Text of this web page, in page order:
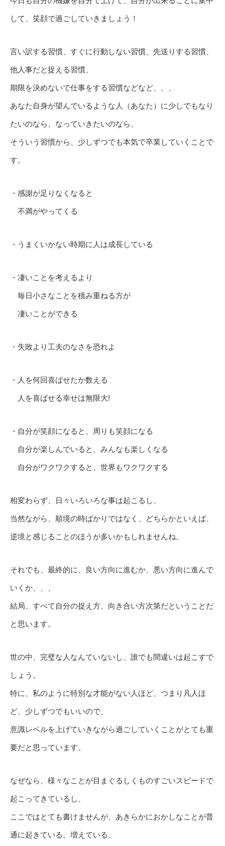
して、笑顔で過ごしていきましょう！
言い訳する習慣、すぐに行動しない習慣、先送りする習慣、
他人事だと捉える習慣、
期限を決めないで仕事をする習慣などなど、、、
あなた自身が望んでいるような人（あなた）に少しでもなり
たいのなら、なっていきたいのなら、
そういう習慣から、少しずつでも本気で卒業していくことで
す。
・感謝が足りなくなると
不満がやってくる
・うまくいかない時期に人は成長している
・凄いことを考えるより
毎日小さなことを積み重ねる方が
凄いことができる
・失敗より工夫のなさを恐れよ
・人を何回喜ばせたか数える
人を喜ばせる幸せは無限大!
・自分が笑顔になると、周りも笑顔になる
自分が楽しんでいると、みんなも楽しくなる
自分がワクワクすると、世界もワクワクする
相変わらず、日々いろいろな事は起こるし、
当然ながら、順境の時ばかりではなく、どちらかといえば、
逆境と感じることのほうが多いかもしれませんね。
それでも、最終的に、良い方向に進むか、悪い方向に進んで
いくか、、、
結局、すべて自分の捉え方、向き合い方次第だということだ
と思います。
世の中、完璧な人なんていないし、誰でも間違いは起こすで
しょう。
特に、私のように特別な才能がない人ほど、つまり凡人ほ
ど、少しずつでもいいので、
意識レベルを上げていきながら過ごしていくことがとても重
要だと思っています。
なぜなら、様々なことが目まぐるしくものすごいスピードで
起こってきているし、
ここではとても書けませんが、あきらかにおかしなことが普
通に起きている、増えている、